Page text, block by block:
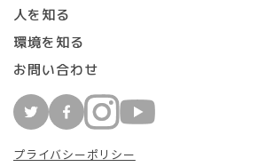
人を知る
環境を知る
お問い合わせ
プライバシーポリシー